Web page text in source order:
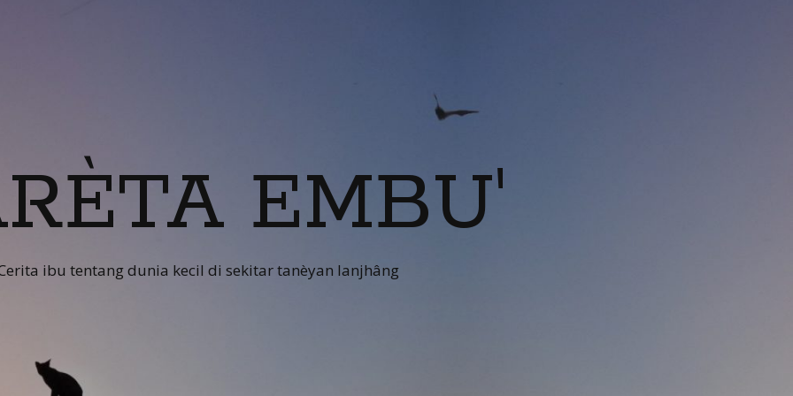
EMBU'
ibu tentang dunia kecil di sekitar tanèyan lanjhâng